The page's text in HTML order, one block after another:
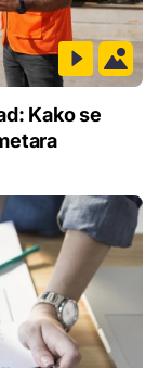
Kako se